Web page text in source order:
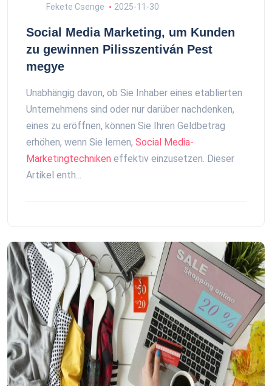
Fekete Csenge 2025-11-30
Social Media Marketing, um Kunden
zu gewinnen Pilisszentiván Pest
megye
Unabhängig davon, ob Sie Inhaber eines etablierten
Unternehmens sind oder nur darüber nachdenken,
eines zu eröffnen, können Sie Ihren Geldbetrag
erhöhen, wenn Sie lernen, Social Media-
Marketingtechniken effektiv einzusetzen. Dieser
Artikel enth...